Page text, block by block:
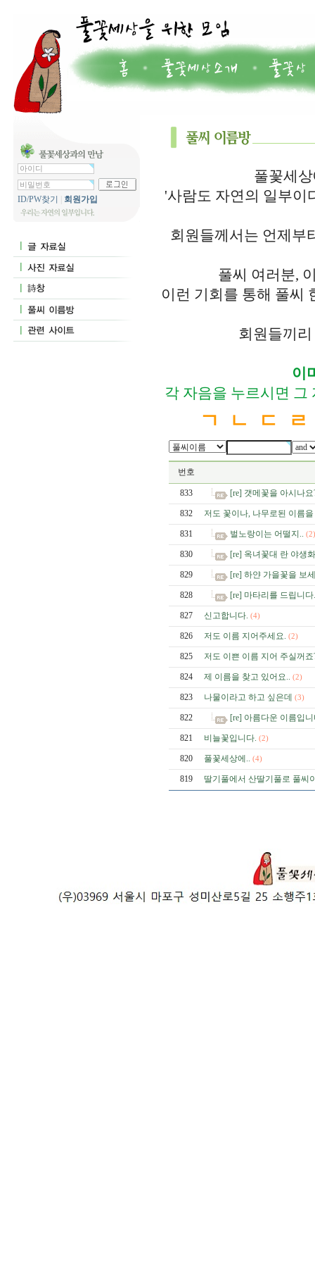
ID/PW찾기 회원가입
풀꽃세
'사람도 자연의 일부이
회원들께서는 언제부
풀씨 여러분,
이런 기회를 통해 풀씨
회원들끼
이
각 자음을 누르시면 그
ㄱ ㄴ ㄷ ㄹ
번호
833 [re] 갯메꽃을 아시나요
832 저도 꽃이나, 나무로된 이름
831 벌노랑이는 어떨지.. (2)
830 [re] 옥녀꽃대 란 야생
829 [re] 하얀 가을꽃을 보
828 [re] 마타리를 드립니다.
827 신고합니다. (4)
826 저도 이름 지어주세요. (2)
825 저도 이쁜 이름 지어 주실꺼죠
824 제 이름을 찾고 있어요.. (2)
823 나물이라고 하고 싶은데 (3)
822 [re] 아름다운 이름입니
821 비늘꽃입니다. (2)
820 풀꽃세상에.. (4)
819 딸기풀에서 산딸기풀로 풀씨